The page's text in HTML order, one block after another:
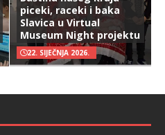
piceki, raceki i baka
Slavica u Virtual
Museum Night projektu
22. SIJEČNJA 2026.